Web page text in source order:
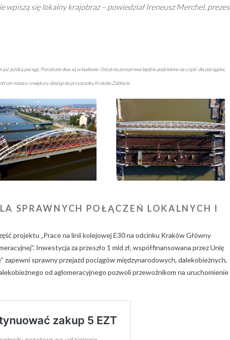
wpiszą się lokalny krajobraz – powiedział Ireneusz Merchel, prezes
jeżdżą pociągi. Pozostałe dwa są w budowie. Ostatnia przeprawa będzie podzielona na część dla pociągów,
miasta i zwiększy dostęp do przystanku Kraków Zabłocie.
SPRAWNYCH POŁĄCZEŃ LOKALNYCH I
projektu „Prace na linii kolejowej E30 na odcinku Kraków Główny
Inwestycja za przeszło 1 mld zł, współfinansowana przez Unię
zapewni sprawny przejazd pociągów międzynarodowych, dalekobieżnych,
od aglomeracyjnego pozwoli przewoźnikom na uruchomienie